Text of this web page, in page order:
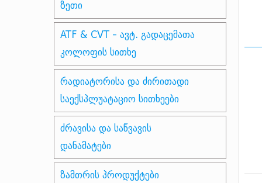
ზეთი
ATF & CVT - ავტ. გადაცემათა
კოლოფის სითხე
რადიატორისა და ძირითადი
საექსპლუატაციო სითხეები
ძრავისა და საწვავის
დანამატები
ზამთრის პროდუქტები